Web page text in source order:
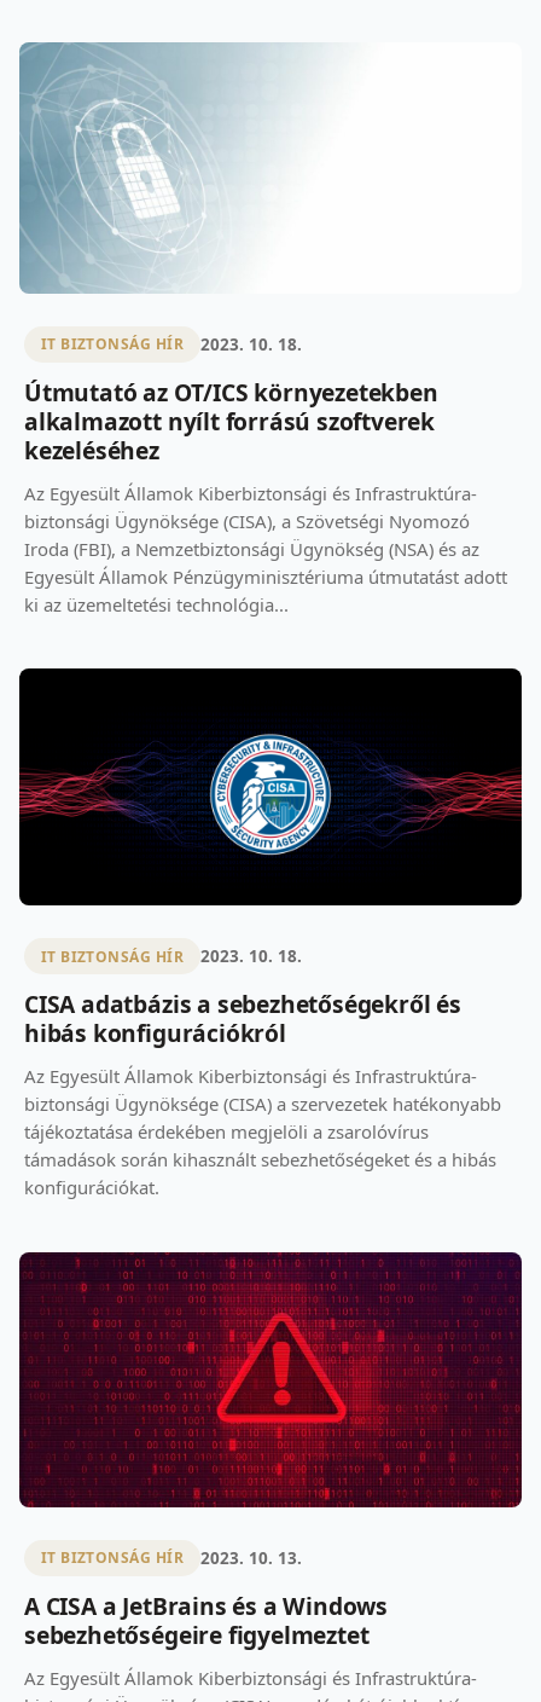
IT BIZTONSÁG HÍR 2023. 10. 18.
Útmutató az OT/ICS környezetekben
alkalmazott nyílt forrású szoftverek
kezeléséhez
Az Egyesült Államok Kiberbiztonsági és Infrastruktúra-
biztonsági Ügynöksége (CISA), a Szövetségi Nyomozó
Iroda (FBI), a Nemzetbiztonsági Ügynökség (NSA) és az
Egyesült Államok Pénzügyminisztériuma útmutatást adott
ki az üzemeltetési technológia...
IT BIZTONSÁG HÍR 2023. 10. 18.
CISA adatbázis a sebezhetőségekről és
hibás konfigurációkról
Az Egyesült Államok Kiberbiztonsági és Infrastruktúra-
biztonsági Ügynöksége (CISA) a szervezetek hatékonyabb
tájékoztatása érdekében megjelöli a zsarolóvírus
támadások során kihasznált sebezhetőségeket és a hibás
konfigurációkat.
IT BIZTONSÁG HÍR 2023. 10. 13.
A CISA a JetBrains és a Windows
sebezhetőségeire figyelmeztet
Az Egyesült Államok Kiberbiztonsági és Infrastruktúra-